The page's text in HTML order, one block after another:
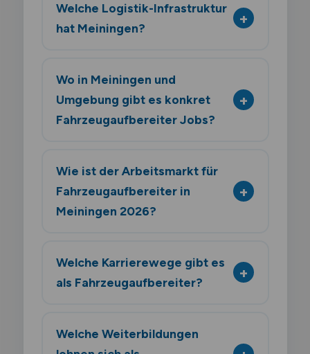
Welche Logistik-Infrastruktur
hat Meiningen?
Wo in Meiningen und
Umgebung gibt es konkret
Fahrzeugaufbereiter Jobs?
Wie ist der Arbeitsmarkt für
Fahrzeugaufbereiter in
Meiningen 2026?
Welche Karrierewege gibt es
als Fahrzeugaufbereiter?
Welche Weiterbildungen